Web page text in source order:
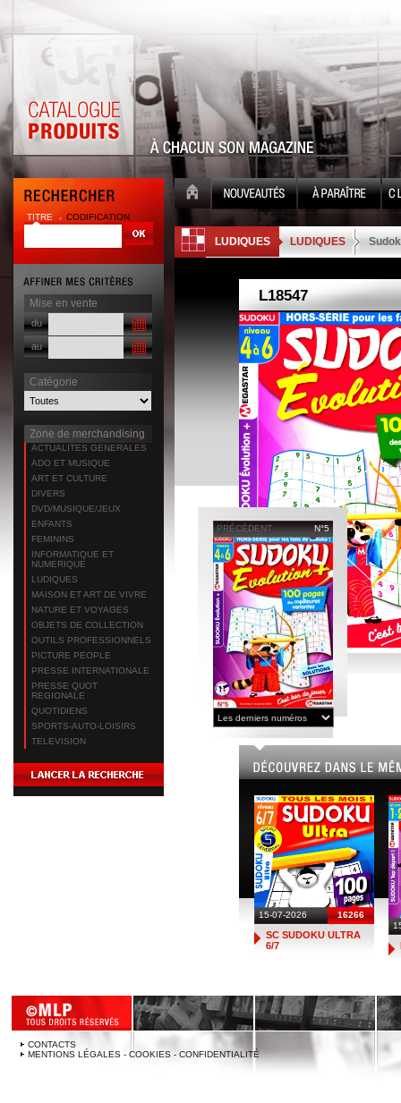
TITRE CODIFICATION
Mise en vente
du
au
Catégorie
Zone de merchandising
ACTUALITES GENERALES
ADO ET MUSIQUE
ART ET CULTURE
DIVERS
DVD/MUSIQUE/JEUX
ENFANTS
FEMININS
INFORMATIQUE ET
NUMERIQUE
LUDIQUES
MAISON ET ART DE VIVRE
NATURE ET VOYAGES
OBJETS DE COLLECTION
OUTILS PROFESSIONNELS
PICTURE PEOPLE
PRESSE INTERNATIONALE
PRESSE QUOT
REGIONALE
QUOTIDIENS
SPORTS-AUTO-LOISIRS
TELEVISION
LUDIQUES LUDIQUES
PRÉCÉDENT N°5
15-07-2026 16266
SC SUDOKU ULTRA
6/7
CONTACTS
MENTIONS LÉGALES - COOKIES - CONFIDENTIALITÉ